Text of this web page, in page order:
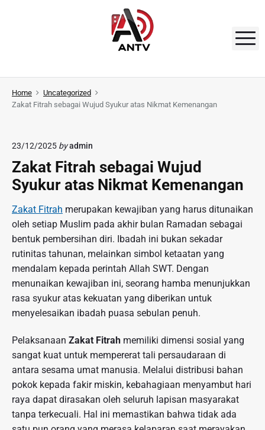
o
A
N
Home
Uncategorized
Zakat Fitrah sebagai Wujud Syukur atas Nikmat Kemenangan
23/12/2025 byadmin
Zakat Fitrah sebagai Wujud
Syukur atas Nikmat Kemenangan
Zakat Fitrah merupakan kewajiban yang harus ditunaikan
oleh setiap Muslim pada akhir bulan Ramadan sebagai
bentuk pembersihan diri. Ibadah ini bukan sekadar
rutinitas tahunan, melainkan simbol ketaatan yang
mendalam kepada perintah Allah SWT. Dengan
menunaikan kewajiban ini, seorang hamba menunjukkan
rasa syukur atas kekuatan yang diberikan untuk
menyelesaikan ibadah puasa sebulan penuh.
Pelaksanaan Zakat Fitrah memiliki dimensi sosial yang
sangat kuat untuk mempererat tali persaudaraan di
antara sesama umat manusia. Melalui distribusi bahan
pokok kepada fakir miskin, kebahagiaan menyambut hari
raya dapat dirasakan oleh seluruh lapisan masyarakat
tanpa terkecuali. Hal ini memastikan bahwa tidak ada